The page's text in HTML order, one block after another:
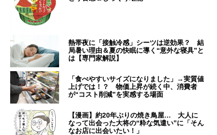
熱帯夜に「接触冷感」シーツは逆効果？ 結
局暑い理由＆夏の快眠に導く“意外な寝具”と
は【専門家解説】
「食べやすいサイズになりました」→実質値
上げでは！？ 物価上昇が続く中、消費者
が“コスト削減”を実感する場面
【漫画】約20年ぶりの焼き鳥屋… 大人に
なって出会った大将の“粋な気遣い”に「そん
なお店に出会いたい！」